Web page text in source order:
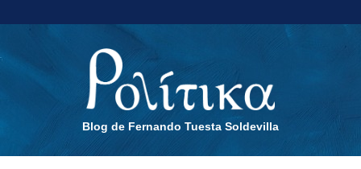
Blog de Fernando Tuesta Soldevilla